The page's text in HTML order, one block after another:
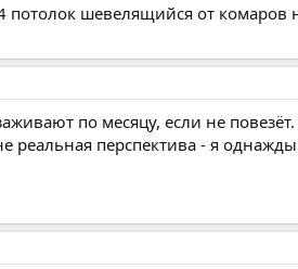
потолок шевелящийся от
по месяцу, если не
реальная перспектива - я